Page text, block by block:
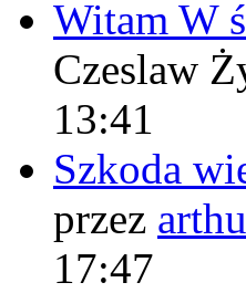
Witam W
Czeslaw
13:41
Szkoda
przez
17:47